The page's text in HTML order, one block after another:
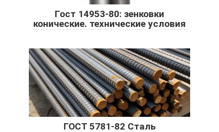
Гост 14953-80: зенковки
конические. технические условия
ГОСТ 5781-82 Сталь